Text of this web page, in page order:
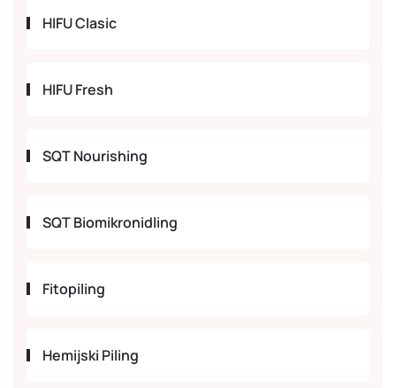
HIFU Clasic
HIFU Fresh
SQT Nourishing
SQT Biomikronidling
Fitopiling
Hemijski Piling